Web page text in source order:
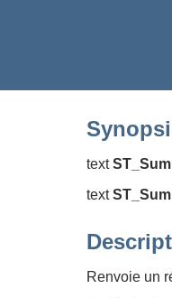
text
text
Renvoie un